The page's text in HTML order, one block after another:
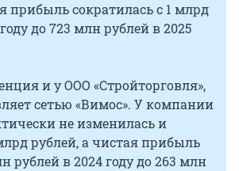
прибыль сократилась с 1 млрд
до 723 млн рублей в 2025
и у ООО «Стройторговля»,
сетью «Вимос». У компании
не изменилась и
рублей, а чистая прибыль
рублей в 2024 году до 263 млн